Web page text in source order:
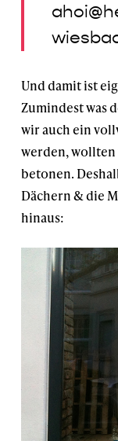
Und damit ist
Zumindest was
wir auch ein
werden, wollten
betonen.
Dächern & die
hinaus: